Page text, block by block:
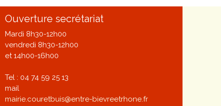
Ouverture secrétariat
Mardi 8h30-12h00
vendredi 8h30-12h00
et 14h00-16h00
Tel : 04 74 59 25 13
mail
mairie.couretbuis@entre-bievreetrhone.fr